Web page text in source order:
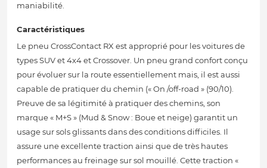
maniabilité.
Caractéristiques
Le pneu CrossContact RX est approprié pour les voitures de
types SUV et 4x4 et Crossover. Un pneu grand confort conçu
pour évoluer sur la route essentiellement mais, il est aussi
capable de pratiquer du chemin (« On /off-road » (90/10).
Preuve de sa légitimité à pratiquer des chemins, son
marque « M+S » (Mud & Snow : Boue et neige) garantit un
usage sur sols glissants dans des conditions difficiles. Il
assure une excellente traction ainsi que de très hautes
performances au freinage sur sol mouillé. Cette traction «